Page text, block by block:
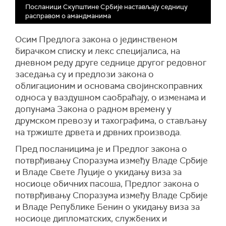
владајуће коалиције одговарати за велеиздају,
Јованов је рекао да су посланицима
опозиције толико важне комуникације испод
Генералаштаба да је бивша власт одредила да
НАТО ту има канцеларију. "То је велеиздаја",
констатовао је Јованов.
Посланица Зелено-левог фронта Наталија
Стојменовић рекла је да та странка нема
амандмане, јер сматра да не треба да се
донесе такав закон, тврдећи да су дозволе
које се дају "доказ да не постоји држава".
Посланик СНС-а Драган Николић навео је да
су посланици опозиције сличне критике имали
2014. године у вези са Београдом на води, па
је сада тамо уместо змијарника, најлепши део
града.
Посланик Јован Јањић из "Ми – глас из
Посланици Скупштине Србије настављају седницу
расправом о амандманима
Осим Предлога закона о јединственом
бирачком списку и лекс специјалиса, на
дневном реду друге седнице другог редовног
заседања су и предлози закона о
облигационим и основама својинскоправних
односа у ваздушном саобраћају, о изменама и
допунама Закона о радном времену у
друмском превозу и тахографима, о стављању
на тржиште дрвета и дрвних производа.
Пред посланицима је и Предлог закона о
потврђивању Споразума између Владе Србије
и Владе Свете Луције о укидању виза за
носиоце обичних пасоша, Предлог закона о
потврђивању Споразума између Владе Србије
и Владе Републике Бенин о укидању виза за
носиоце дипломатских, службених и